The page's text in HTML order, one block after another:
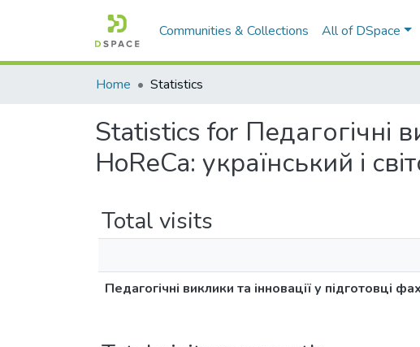
Communities & Collections All of DSpace
Home Statistics
Statistics for Педагогічні
HoReCa: український і
Total visits
Педагогічні виклики та інновації у підготовці